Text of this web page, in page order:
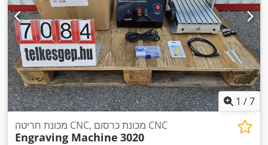
1 /7
מכונת חריטה CNC, מכונת כרסום CNC
Engraving Machine 3020